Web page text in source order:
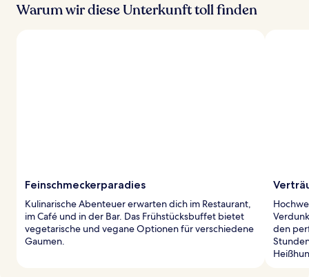
Warum wir diese Unterkunft toll finden
Feinschmeckerparadies
Kulinarische Abenteuer erwarten dich im Restaurant,
im Café und in der Bar. Das Frühstücksbuffet bietet
vegetarische und vegane Optionen für verschiedene
Gaumen.
den